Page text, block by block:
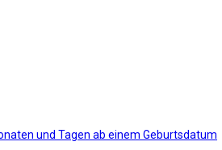
und Tagen ab einem Geburtsdatum